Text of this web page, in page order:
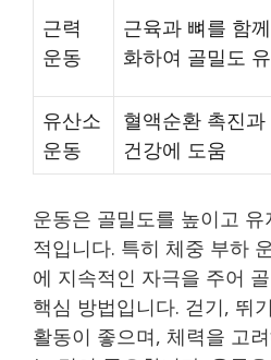
근력
운동
근육과 뼈를 함
화하여 골밀도
유산소
운동
혈액순환 촉진과
건강에 도움
운동은 골밀도를 높이고
적입니다. 특히 체중 부하
에 지속적인 자극을 주어
핵심 방법입니다. 걷기, 뛰
활동이 좋으며, 체력을 고